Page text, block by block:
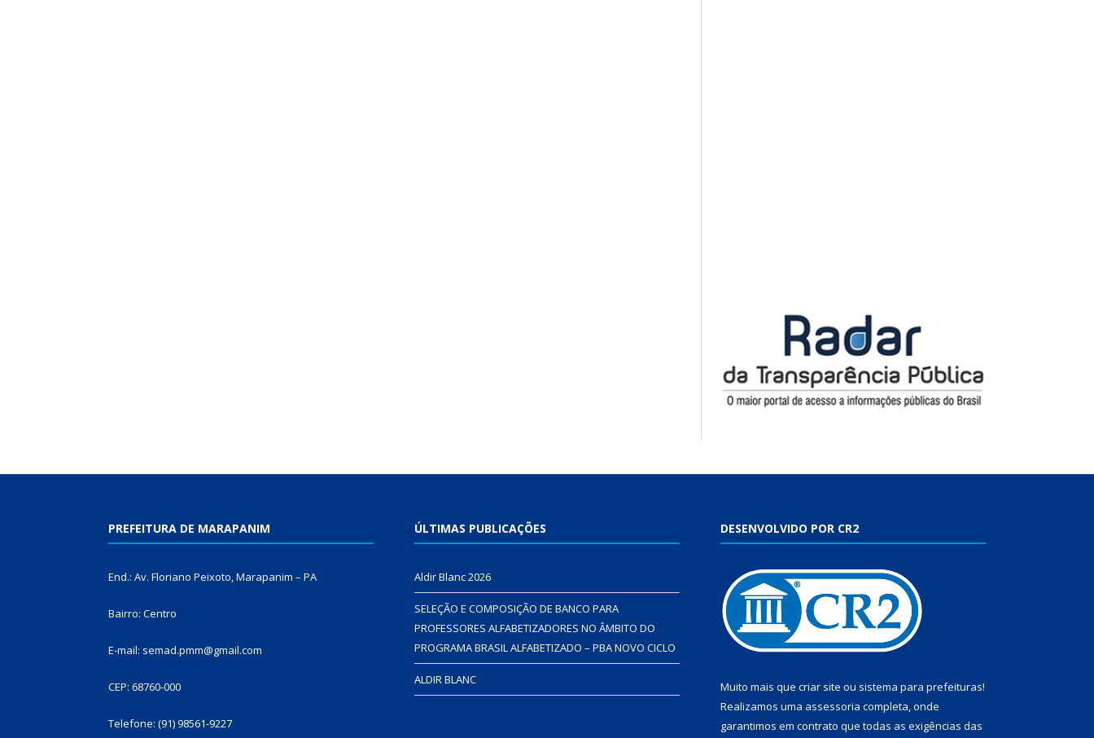
PREFEITURA DE MARAPANIM
End.: Av. Floriano Peixoto, Marapanim – PA
Bairro: Centro
E-mail: semad.pmm@gmail.com
CEP: 68760-000
Telefone: (91) 98561-9227
ÚLTIMAS PUBLICAÇÕES
Aldir Blanc 2026
SELEÇÃO E COMPOSIÇÃO DE BANCO PARA
PROFESSORES ALFABETIZADORES NO ÂMBITO DO
PROGRAMA BRASIL ALFABETIZADO – PBA NOVO CICLO
ALDIR BLANC
DESENVOLVIDO POR CR2
Muito mais que criar site ou sistema para prefeituras!
Realizamos uma assessoria completa, onde
garantimos em contrato que todas as exigências das